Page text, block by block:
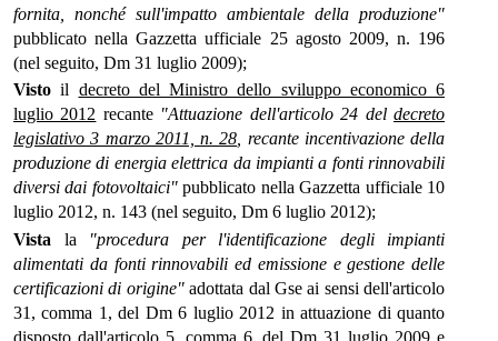
fornita, nonché sull'impatto ambientale della produzione"
pubblicato nella Gazzetta ufficiale 25 agosto 2009, n. 196
(nel seguito, Dm 31 luglio 2009);
Visto il decreto del Ministro dello sviluppo economico 6
luglio 2012 recante "Attuazione dell'articolo 24 deldecreto
legislativo 3 marzo 2011, n. 28 , recante incentivazione della
produzione di energia elettrica da impianti a fonti rinnovabili
diversi dai fotovoltaici"pubblicato nella Gazzetta ufficiale 10
luglio 2012, n. 143 (nel seguito, Dm 6 luglio 2012);
Vista la
"procedura per l'identificazione degli impianti
alimentati da fonti rinnovabili ed emissione e gestione delle
certificazioni di origine"adottata dal Gse ai sensi dell'articolo
31, comma 1, del Dm 6 luglio 2012 in attuazione di quanto
disposto dall'articolo 5, comma 6, del Dm 31 luglio 2009 e